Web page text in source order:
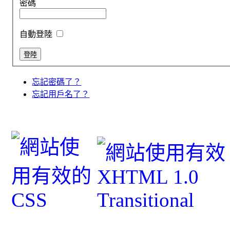
密碼
自動登陸
忘記密碼了？
忘記用戶名了？